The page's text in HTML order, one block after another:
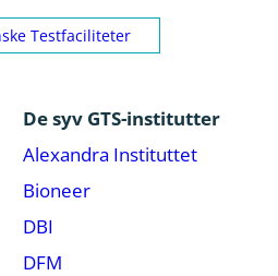
Testfaciliteter
De syv GTS-institutter
Alexandra Instituttet
Bioneer
DBI
DFM